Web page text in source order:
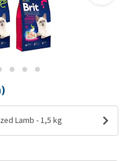
Lamb - 1,5 kg